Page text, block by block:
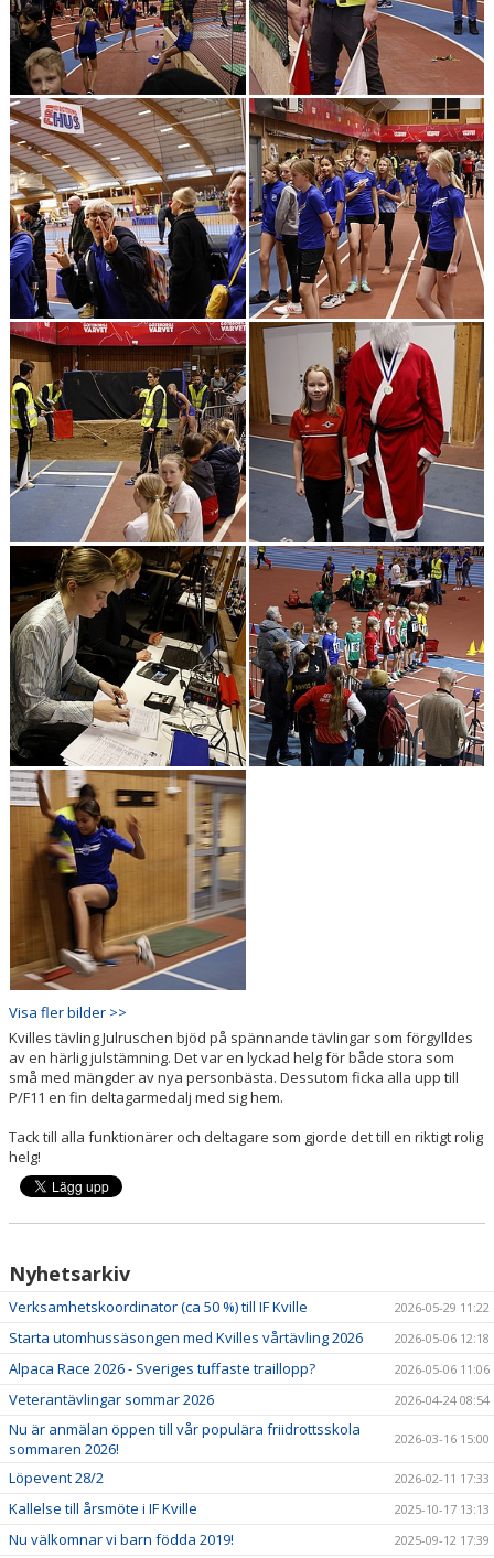
BOKNINGAR
Visa fler bilder >>
Kvilles tävling Julruschen bjöd på spännande tävlingar som förgylldes
av en härlig julstämning. Det var en lyckad helg för både stora som
små med mängder av nya personbästa. Dessutom ficka alla upp till
P/F11 en fin deltagarmedalj med sig hem.
Tack till alla funktionärer och deltagare som gjorde det till en riktigt rolig
helg!
Nyhetsarkiv
Verksamhetskoordinator (ca 50 %) till IF Kville 2026-05-29 11:22
Starta utomhussäsongen med Kvilles vårtävling 2026 2026-05-06 12:18
Alpaca Race 2026 - Sveriges tuffaste traillopp? 2026-05-06 11:06
Veterantävlingar sommar 2026 2026-04-24 08:54
Nu är anmälan öppen till vår populära friidrottsskola
sommaren 2026!
2026-03-16 15:00
Löpevent 28/2 2026-02-11 17:33
Kallelse till årsmöte i IF Kville 2025-10-17 13:13
Nu välkomnar vi barn födda 2019! 2025-09-12 17:39